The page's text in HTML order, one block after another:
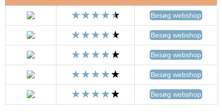
Besøg webshop
Besøg webshop
Besøg webshop
Besøg webshop
Besøg webshop